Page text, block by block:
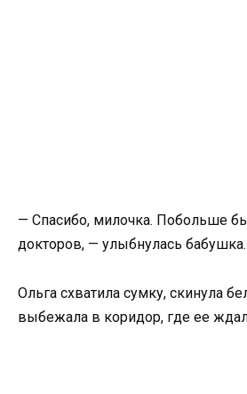
— Спасибо, милочка. Побольше
докторов, — улыбнулась бабушка.
Ольга схватила сумку, скинула
выбежала в коридор, где ее